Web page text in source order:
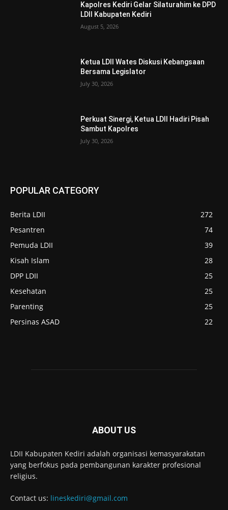
Kapolres Kediri Gelar Silaturahim ke DPD
LDII Kabupaten Kediri
August 5, 2026
Ketua LDII Wates Diskusi Kebangsaan
Bersama Legislator
July 30, 2026
Perkuat Sinergi, Ketua LDII Hadiri Pisah
Sambut Kapolres
July 30, 2026
POPULAR CATEGORY
Berita LDII
272
Pesantren
74
Pemuda LDII
39
Kisah Islam
28
DPP LDII
25
Kesehatan
25
Parenting
25
Persinas ASAD
22
ABOUT US
LDII Kabupaten Kediri adalah organisasi kemasyarakatan
yang berfokus pada pembangunan karakter profesional
religius.
Contact us: lineskediri@gmail.com